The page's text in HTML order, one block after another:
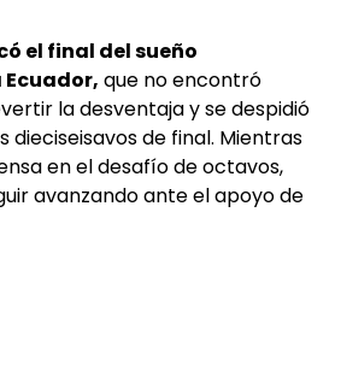
el final del sueño
que no encontró
la desventaja y se despidió
dieciseisavos de final. Mientras
en el desafío de octavos,
avanzando ante el apoyo de